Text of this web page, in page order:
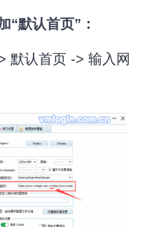
“默认首页”：
默认首页 -> 输入网